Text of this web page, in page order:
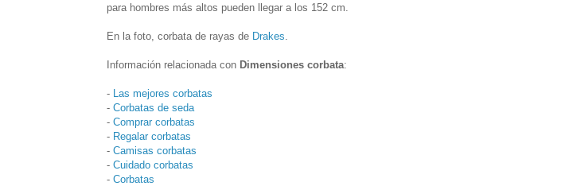
para hombres más altos pueden llegar a los 152 cm.
En la foto, corbata de rayas de Drakes
Información relacionada con Dimensiones corbata:
- Las mejores corbatas
- Corbatas de seda
- Comprar corbatas
- Regalar corbatas
- Camisas corbatas
- Cuidado corbatas
- Corbatas